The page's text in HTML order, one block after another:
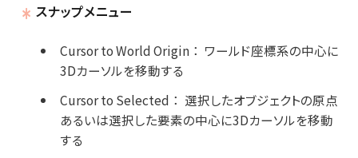
スナップメニュー
Cursor to World Origin： ワールド座標系の中心に
3Dカーソルを移動する
Cursor to Selected ： 選択したオブジェクトの原点
あるいは選択した要素の中心に3Dカーソルを移動
する